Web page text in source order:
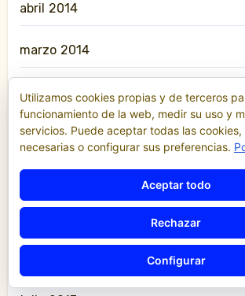
abril 2014
marzo 2014
febrero 2014
enero 2014
diciembre 2013
Utilizamos cookies propias y de terceros
funcionamiento de la web, medir su uso y
servicios. Puede aceptar todas las
necesarias o configurar sus preferencias.
Aceptar todo
Rechazar
Configurar